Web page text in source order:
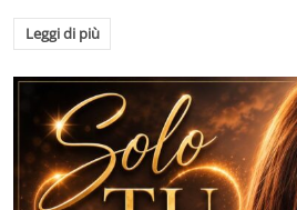
Leggi di più